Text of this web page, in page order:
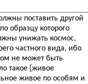
поставить другой
образцу которого
унижать космос,
частного вида, ибо
не может быть
такое [живое
живое по особям и